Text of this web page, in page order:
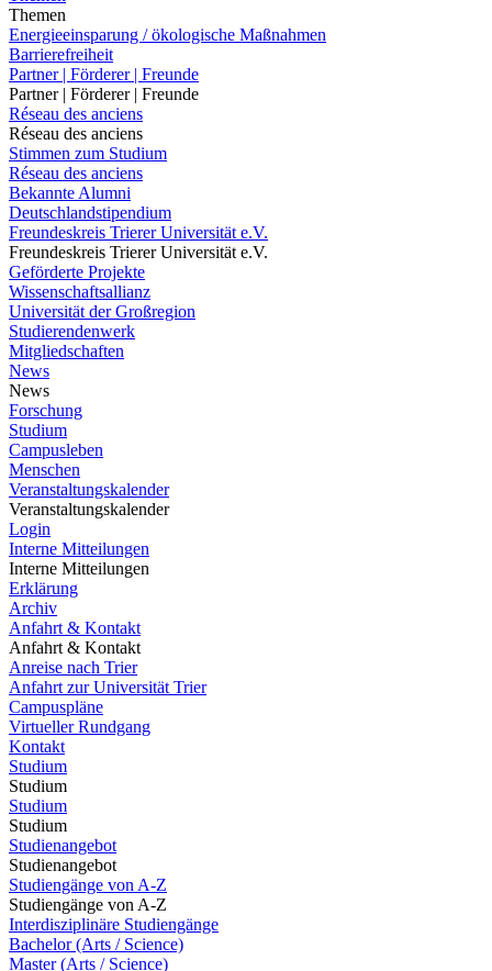
Themen
Energieeinsparung / ökologische Maßnahmen
Barrierefreiheit
Partner | Förderer | Freunde
Partner | Förderer | Freunde
Réseau des anciens
Réseau des anciens
Stimmen zum Studium
Réseau des anciens
Bekannte Alumni
Deutschlandstipendium
Freundeskreis Trierer Universität e.V.
Freundeskreis Trierer Universität e.V.
Geförderte Projekte
Wissenschaftsallianz
Universität der Großregion
Studierendenwerk
Mitgliedschaften
News
News
Forschung
Studium
Campusleben
Menschen
Veranstaltungskalender
Veranstaltungskalender
Login
Interne Mitteilungen
Interne Mitteilungen
Erklärung
Archiv
Anfahrt & Kontakt
Anfahrt & Kontakt
Anreise nach Trier
Anfahrt zur Universität Trier
Campuspläne
Virtueller Rundgang
Kontakt
Studium
Studium
Studium
Studium
Studienangebot
Studienangebot
Studiengänge von A-Z
Studiengänge von A-Z
Interdisziplinäre Studiengänge
Bachelor (Arts / Science)
Master (Arts / Science)